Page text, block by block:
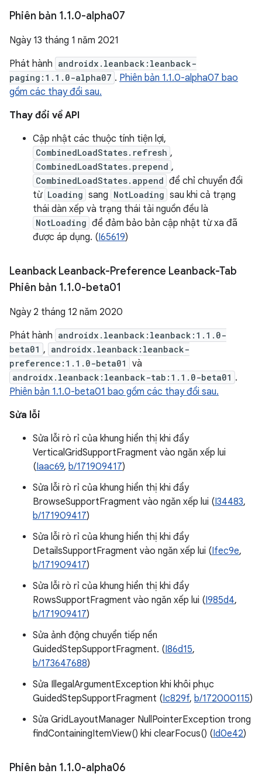
Phiên bản 1.1.0-alpha07
Ngày 13 tháng 1 năm 2021
Phát hành androidx.leanback:leanback-
paging:1.1.0-alpha07 . Phiên bản 1.1.0-alpha07 bao
gồm các thay đổi sau.
Thay đổi về API
Cập nhật các thuộc tính tiện lợi,
CombinedLoadStates.refresh ,
CombinedLoadStates.prepend ,
CombinedLoadStates.append để chỉ chuyển đổi
từ Loading sang NotLoading sau khi cả trạng
thái dàn xếp và trạng thái tải nguồn đều là
NotLoading để đảm bảo bản cập nhật từ xa đã
được áp dụng. (I65619)
Leanback Leanback-Preference Leanback-Tab
Phiên bản 1.1.0-beta01
Ngày 2 tháng 12 năm 2020
Phát hành androidx.leanback:leanback:1.1.0-
beta01 , androidx.leanback:leanback-
preference:1.1.0-beta01
và
androidx.leanback:leanback-tab:1.1.0-beta01 .
Phiên bản 1.1.0-beta01 bao gồm các thay đổi sau.
Sửa lỗi
Sửa lỗi rò rỉ của khung hiển thị khi đẩy
VerticalGridSupportFragment vào ngăn xếp lui
(Iaac69, b/171909417)
Sửa lỗi rò rỉ của khung hiển thị khi đẩy
BrowseSupportFragment vào ngăn xếp lui (I34483,
b/171909417)
Sửa lỗi rò rỉ của khung hiển thị khi đẩy
DetailsSupportFragment vào ngăn xếp lui (Ifec9e,
b/171909417)
Sửa lỗi rò rỉ của khung hiển thị khi đẩy
RowsSupportFragment vào ngăn xếp lui (I985d4,
b/171909417)
Sửa ảnh động chuyển tiếp nền
GuidedStepSupportFragment. (I86d15,
b/173647688)
Sửa IllegalArgumentException khi khôi phục
GuidedStepSupportFragment (Ic829f, b/172000115)
Sửa GridLayoutManager NullPointerException trong
findContainingItemView() khi clearFocus() (Id0e42)
Phiên bản 1.1.0-alpha06